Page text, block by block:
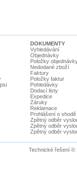
DOKUMENTY
Vyhledávání
Objednávky
Položky
Nedodané zboží
Faktury
Položky faktur
Pohledávky
Dodací listy
Expedice
Záruky
Reklamace
Prohlášení o shodě
Zpětný odběr
Zpětný odběr
Zpětný odběr
Technické řešení ©